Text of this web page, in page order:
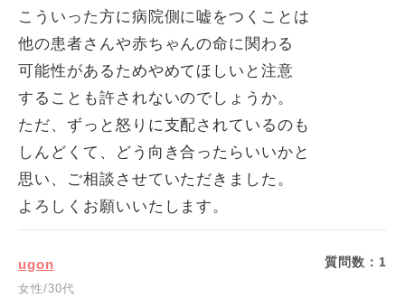
こういった方に病院側に嘘をつくことは
他の患者さんや赤ちゃんの命に関わる
可能性があるためやめてほしいと注意
することも許されないのでしょうか。
ただ、ずっと怒りに支配されているのも
しんどくて、どう向き合ったらいいかと
思い、ご相談させていただきました。
よろしくお願いいたします。
ugon
女性/30代
質問数： 1